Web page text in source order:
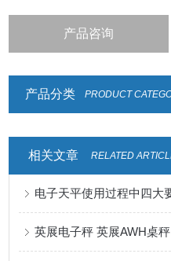
产品咨询
产品分类 PRODUCT
相关文章 RELATED
电子天平使用过程中四大
英展电子秤 英展AWH桌